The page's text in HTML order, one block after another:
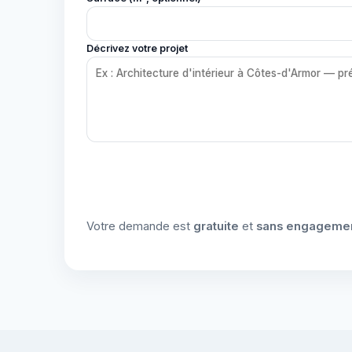
Décrivez votre projet
Votre demande est gratuite et sans